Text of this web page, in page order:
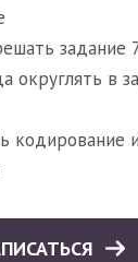
задание
округлять в
кодирование